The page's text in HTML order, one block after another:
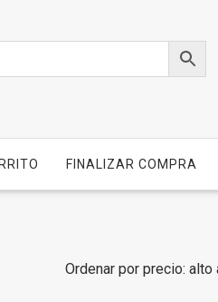
FINALIZAR COMPRA